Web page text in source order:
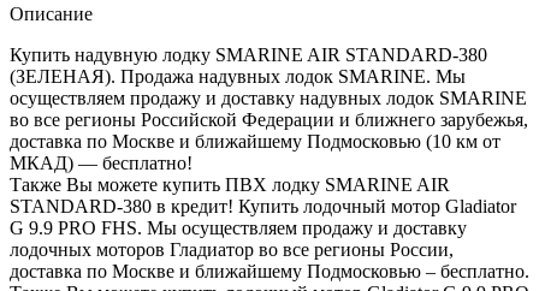
Описание
Купить надувную лодку SMARINE AIR STANDARD-380
(ЗЕЛЕНАЯ). Продажа надувных лодок SMARINE. Мы
осуществляем продажу и доставку надувных лодок SMARINE
во все регионы Российской Федерации и ближнего зарубежья,
доставка по Москве и ближайшему Подмосковью (10 км от
МКАД) — бесплатно!
Также Вы можете купить ПВХ лодку SMARINE AIR
STANDARD-380 в кредит! Купить лодочный мотор Gladiator
G 9.9 PRO FHS. Мы осуществляем продажу и доставку
лодочных моторов Гладиатор во все регионы России,
доставка по Москве и ближайшему Подмосковью – бесплатно.